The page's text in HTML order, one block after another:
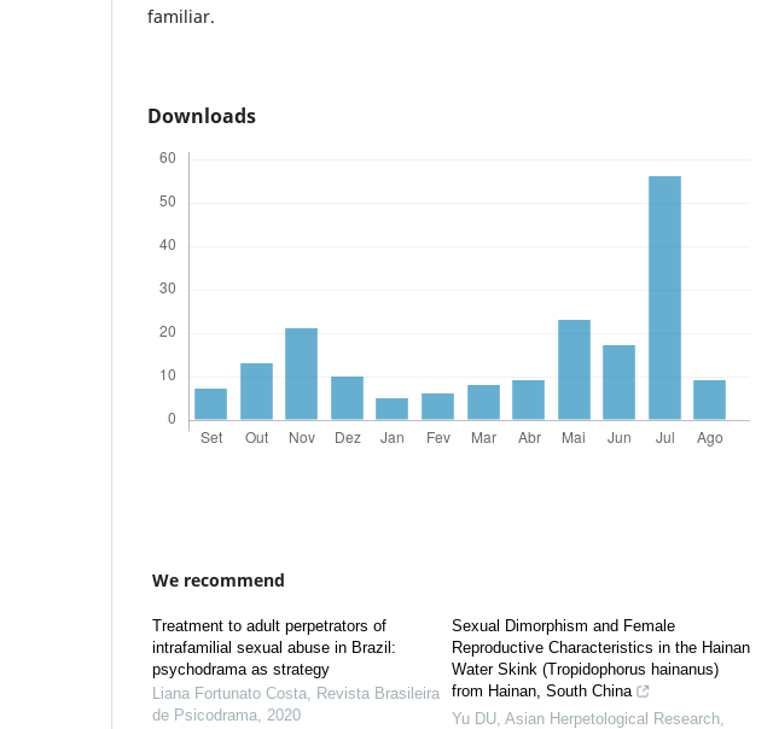
familiar.
Downloads
We recommend
Treatment to adult perpetrators of
intrafamilial sexual abuse in Brazil:
psychodrama as strategy
Liana Fortunato Costa
Revista Brasileira
de Psicodrama 2020
Sexual Dimorphism and Female
Reproductive Characteristics in the Hainan
Water Skink (Tropidophorus hainanus)
from Hainan, South China
Yu DU, Asian Herpetological Research,